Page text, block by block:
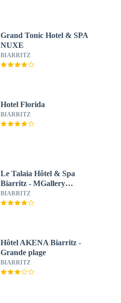
Grand Tonic Hotel & SPA
NUXE
BIARRITZ
Hotel Florida
BIARRITZ
Le Talaia Hôtel & Spa
Biarritz - MGallery
Collection
BIARRITZ
Hôtel AKENA Biarritz -
Grande plage
BIARRITZ